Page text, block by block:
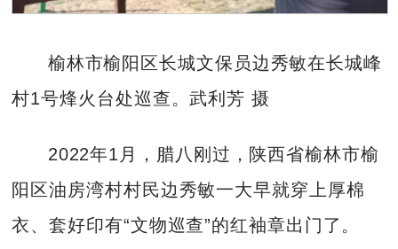
榆林市榆阳区长城文保员边秀敏在长城峰
村1号烽火台处巡查。武利芳 摄
2022年1月，腊八刚过，陕西省榆林市榆
阳区油房湾村村民边秀敏一大早就穿上厚棉
衣、套好印有“文物巡查”的红袖章出门了。